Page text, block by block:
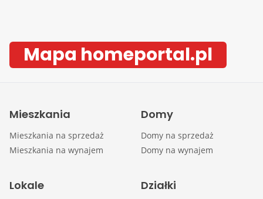
Mapa homeportal.pl
Mieszkania
Mieszkania na sprzedaż
Mieszkania na wynajem
Domy
Domy na sprzedaż
Domy na wynajem
Lokale Działki